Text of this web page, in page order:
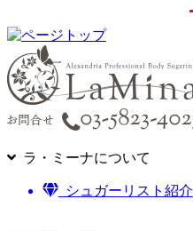
ラ・ミーナについて
シュガーリスト紹介